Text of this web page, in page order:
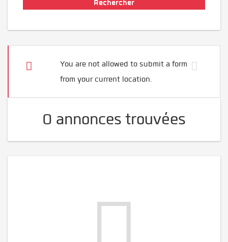
You are not allowed to submit a form
from your current location.
0 annonces trouvées